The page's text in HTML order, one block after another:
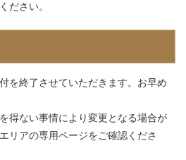
ださい。
を終了させていただきます。お早め
得ない事情により変更となる場合が
リアの専用ページをご確認くださ